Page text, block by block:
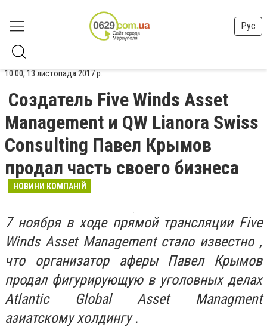
Рус
10:00, 13 листопада 2017 р.
Создатель Five Winds Asset
Management и QW Lianora Swiss
Consulting Павел Крымов
продал часть своего бизнеса
НОВИНИ КОМПАНІЙ
7 ноября в ходе прямой трансляции Five
Winds Asset Management стало известно ,
что организатор аферы Павел Крымов
продал фигурирующую в уголовных делах
Atlantic Global Asset Managment
азиатскому холдингу .